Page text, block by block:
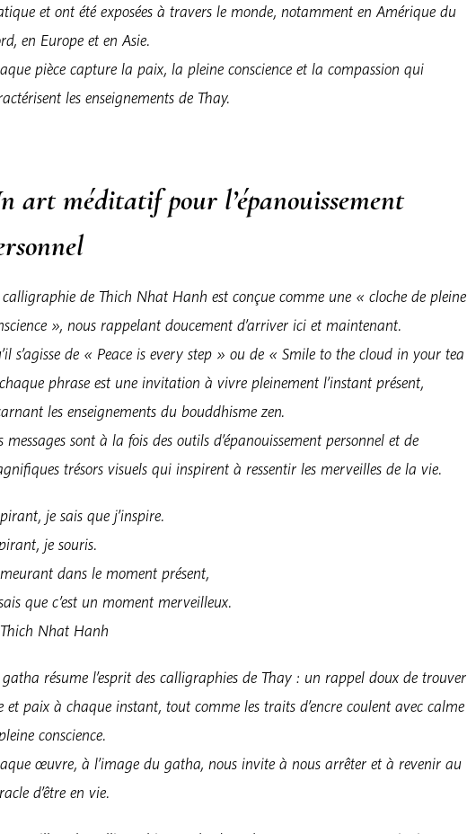
et ont été exposées à travers le monde, notamment en Amérique du
en Europe et en Asie.
pièce capture la paix, la pleine conscience et la compassion qui
les enseignements de Thay.
art méditatif pour l’épanouissement
de Thich Nhat Hanh est conçue comme une « cloche de pleine
», nous rappelant doucement d’arriver ici et maintenant.
s’agisse de « Peace is every step » ou de « Smile to the cloud in your tea
phrase est une invitation à vivre pleinement l’instant présent,
les enseignements du bouddhisme zen.
messages sont à la fois des outils d’épanouissement personnel et de
trésors visuels qui inspirent à ressentir les merveilles de la vie.
je sais que j’inspire.
je souris.
dans le moment présent,
que c’est un moment merveilleux.
Nhat Hanh
gatha résume l’esprit des calligraphies de Thay : un rappel doux de trouver
et paix à chaque instant, tout comme les traits d’encre coulent avec calme
conscience.
œuvre, à l’image du gatha, nous invite à nous arrêter et à revenir au
d’être en vie.